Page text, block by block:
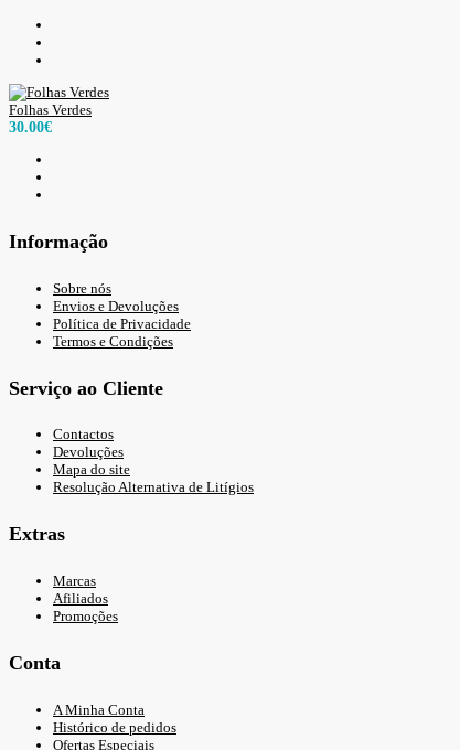
Folhas Verdes
30.00€
Informação
Sobre nós
Envios e Devoluções
Política de Privacidade
Termos e Condições
Serviço ao Cliente
Contactos
Devoluções
Mapa do site
Resolução Alternativa de Litígios
Extras
Marcas
Afiliados
Promoções
Conta
A Minha Conta
Histórico de pedidos
Ofertas Especiais